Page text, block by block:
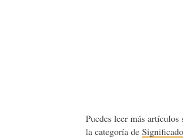
Puedes leer más
la categoría de